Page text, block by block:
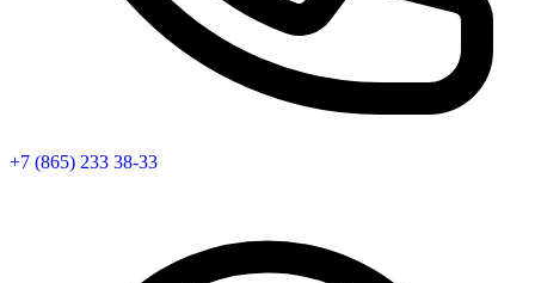
+7 (865) 233 38-33